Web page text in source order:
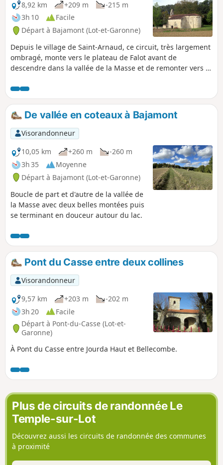
8,92 km +209 m
-215 m
3h 10
Facile
Départ à Bajamont (Lot-et-Garonne)
Depuis le village de Saint-Arnaud, ce circuit, très largement
ombragé, monte vers le plateau de Falot avant de
descendre dans la vallée de la Masse et de remonter vers le
De vallée en coteaux à Bajamont
Visorandonneur
10,05 km
+260 m
-260 m
3h 35
Moyenne
Départ à Bajamont (Lot-et-Garonne)
Boucle de part et d'autre de la vallée de
la Masse avec deux belles montées puis
se terminant en douceur autour du lac.
Pont du Casse entre deux collines
Visorandonneur
9,57 km
+203 m
-202 m
3h 20
Facile
Départ à Pont-du-Casse (Lot-et-
Garonne)
À Pont du Casse entre Jourda Haut et Bellecombe.
Plus de circuits de randonnée Le
Temple-sur-Lot
Découvrez aussi les circuits de randonnée des communes
à proximité